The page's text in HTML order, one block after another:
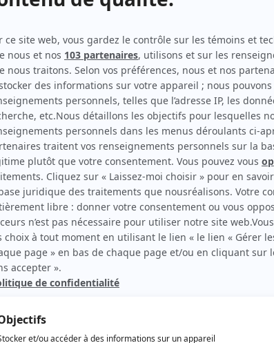
Groupe de soutienScript-éditeur
Le rire de la merAuteur
DéliriumAuteur
Un gars, une filleAuteur
Therrien carbure à son petit écran. Celui qu’on surnomme
de 1996 à 2001. Sa spécialité: la télé québécoise. On peut l’entendre